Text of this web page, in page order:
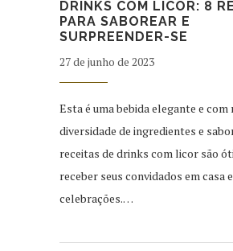
DRINKS COM LICOR: 8
PARA SABOREAR E
SURPREENDER-SE
27 de junho de 2023
Esta é uma bebida elegante e com
diversidade de ingredientes e
receitas de drinks com licor são
receber seus convidados em casa
celebrações.…